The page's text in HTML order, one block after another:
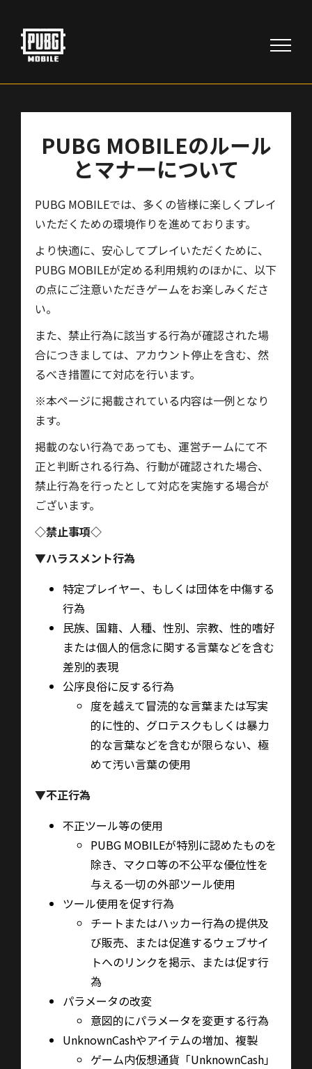
content
PUBG MOBILEのルール
とマナーについて
PUBG MOBILEでは、多くの皆様に楽しくプレイ
いただくための環境作りを進めております。
より快適に、安心してプレイいただくために、
PUBG MOBILEが定める利用規約のほかに、以下
の点にご注意いただきゲームをお楽しみくださ
い。
また、禁止行為に該当する行為が確認された場
合につきましては、アカウント停止を含む、然
るべき措置にて対応を行います。
※本ページに掲載されている内容は一例となり
ます。
掲載のない行為であっても、運営チームにて不
正と判断される行為、行動が確認された場合、
禁止行為を行ったとして対応を実施する場合が
ございます。
◇禁止事項◇
▼ハラスメント行為
特定プレイヤー、もしくは団体を中傷する
行為
民族、国籍、人種、性別、宗教、性的嗜好
または個人的信念に関する言葉などを含む
差別的表現
公序良俗に反する行為
度を越えて冒涜的な言葉または写実
的に性的、グロテスクもしくは暴力
的な言葉などを含むが限らない、極
めて汚い言葉の使用
▼不正行為
不正ツール等の使用
PUBG MOBILEが特別に認めたものを
除き、マクロ等の不公平な優位性を
与える一切の外部ツール使用
ツール使用を促す行為
チートまたはハッカー行為の提供及
び販売、または促進するウェブサイ
トへのリンクを掲示、または促す行
為
パラメータの改変
意図的にパラメータを変更する行為
UnknownCashやアイテムの増加、複製
ゲーム内仮想通貨「UnknownCash」